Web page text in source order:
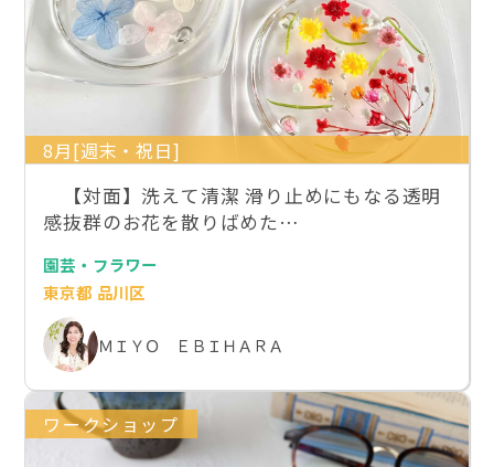
8月[週末・祝日]
【対面】洗えて清潔 滑り止めにもなる透明
感抜群のお花を散りばめた…
園芸・フラワー
東京都 品川区
ＭＩＹＯ ＥＢＩＨＡＲＡ
ワークショップ